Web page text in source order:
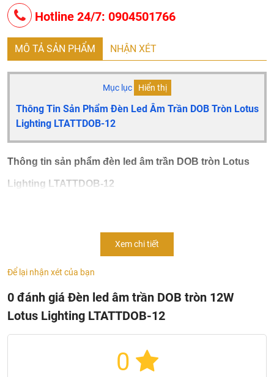
Hotline 24/7: 0904501766
MÔ TẢ SẢN PHẨM NHẬN XÉT
Mục lục Hiển thị
Thông Tin Sản Phẩm Đèn Led Âm Trần DOB Tròn Lotus
Lighting LTATTDOB-12
Thông tin sản phẩm đèn led âm trần DOB tròn Lotus
Lighting LTATTDOB-12
Nhiệt độ màu (K): 3000/4000/6500
Chi số hoàn màu: 80
Tuổi thọ (giờ): 25000
Kích thước (øxR) mm: 149x27
Xem chi tiết
Để lại nhận xét của bạn
0 đánh giá Đèn led âm trần DOB tròn 12W
Lotus Lighting LTATTDOB-12
0